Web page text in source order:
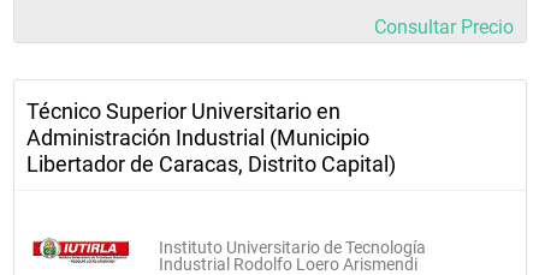
Consultar Precio
Técnico Superior Universitario en
Administración Industrial (Municipio
Libertador de Caracas, Distrito Capital)
Instituto Universitario de Tecnología
Industrial Rodolfo Loero Arismendi